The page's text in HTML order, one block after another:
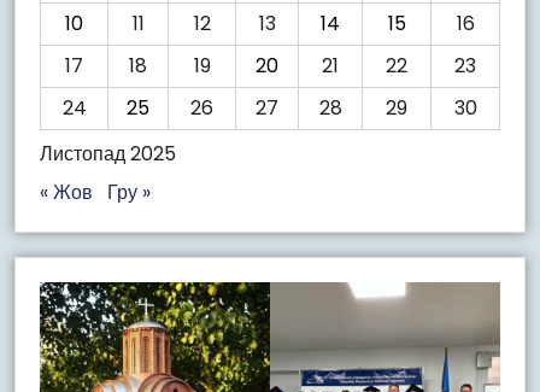
Листопад 2025
10 11 12 13 14 15
16
17
18 19 20 21 22
23
24
25 26 27 28 29 30
« Жов Гру »